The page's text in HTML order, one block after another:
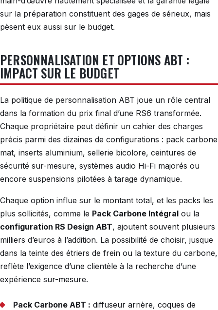
sur la préparation constituent des gages de sérieux, mais
pèsent eux aussi sur le budget.
PERSONNALISATION ET OPTIONS ABT :
IMPACT SUR LE BUDGET
La politique de personnalisation ABT joue un rôle central
dans la formation du prix final d’une RS6 transformée.
Chaque propriétaire peut définir un cahier des charges
précis parmi des dizaines de configurations : pack carbone
mat, inserts aluminium, sellerie bicolore, ceintures de
sécurité sur-mesure, systèmes audio Hi-Fi majorés ou
encore suspensions pilotées à tarage dynamique.
Chaque option influe sur le montant total, et les packs les
plus sollicités, comme le Pack Carbone Intégral ou la
configuration RS Design ABT, ajoutent souvent plusieurs
milliers d’euros à l’addition. La possibilité de choisir, jusque
dans la teinte des étriers de frein ou la texture du carbone,
reflète l’exigence d’une clientèle à la recherche d’une
expérience sur-mesure.
Pack Carbone ABT : diffuseur arrière, coques de